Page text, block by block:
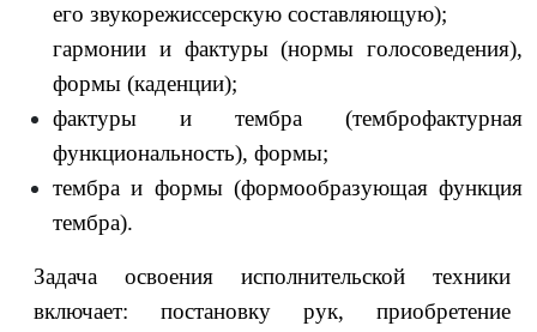
его звукорежиссерскую составляющую);
гармонии и фактуры (нормы голосоведения),
формы (каденции);
фактуры и тембра (темброфактурная
функциональность), формы;
тембра и формы (формообразующая функция
тембра).
Задача освоения исполнительской техники
включает: постановку рук, приобретение